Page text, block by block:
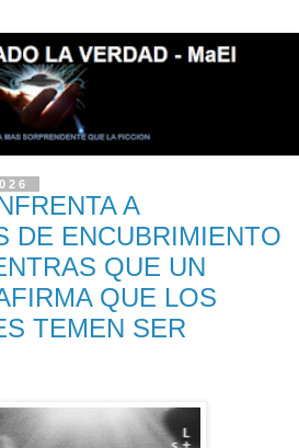
A
DE ENCUBRIMIENTO
QUE UN
QUE LOS
TEMEN SER